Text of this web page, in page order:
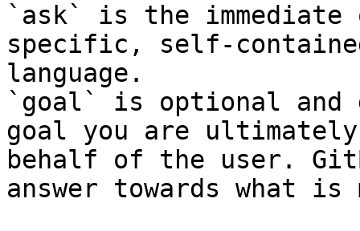
`ask` is the
specific, self-
language.
`goal` is optional and
goal you are
behalf of the user.
answer towards what